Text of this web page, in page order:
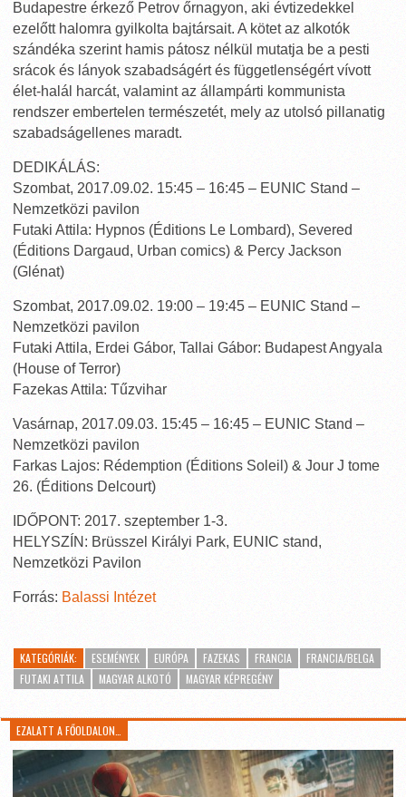
Budapestre érkező Petrov őrnagyon, aki évtizedekkel
ezelőtt halomra gyilkolta bajtársait. A kötet az alkotók
szándéka szerint hamis pátosz nélkül mutatja be a pesti
srácok és lányok szabadságért és függetlenségért vívott
élet-halál harcát, valamint az állampárti kommunista
rendszer embertelen természetét, mely az utolsó pillanatig
szabadságellenes maradt.
DEDIKÁLÁS:
Szombat, 2017.09.02. 15:45 – 16:45 – EUNIC Stand –
Nemzetközi pavilon
Futaki Attila: Hypnos (Éditions Le Lombard), Severed
(Éditions Dargaud, Urban comics) & Percy Jackson
(Glénat)
Szombat, 2017.09.02. 19:00 – 19:45 – EUNIC Stand –
Nemzetközi pavilon
Futaki Attila, Erdei Gábor, Tallai Gábor: Budapest Angyala
(House of Terror)
Fazekas Attila: Tűzvihar
Vasárnap, 2017.09.03. 15:45 – 16:45 – EUNIC Stand –
Nemzetközi pavilon
Farkas Lajos: Rédemption (Éditions Soleil) & Jour J tome
26. (Éditions Delcourt)
IDŐPONT: 2017. szeptember 1-3.
HELYSZÍN: Brüsszel Királyi Park, EUNIC stand,
Nemzetközi Pavilon
Forrás: Balassi Intézet
KATEGÓRIÁK: ESEMÉNYEK EURÓPA FAZEKAS FRANCIA
FRANCIA/BELGA
FUTAKI ATTILA
MAGYAR ALKOTÓ MAGYAR KÉPREGÉNY
EZALATT A FŐOLDALON…